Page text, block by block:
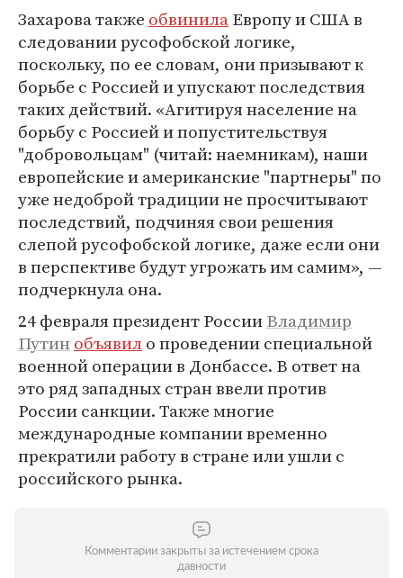
Захарова также обвинилаЕвропу и США в
следовании русофобской логике,
поскольку, по ее словам, они призывают к
борьбе с Россией и упускают последствия
таких действий. «Агитируя население на
борьбу с Россией и попустительствуя
"добровольцам" (читай: наемникам), наши
европейские и американские "партнеры" по
уже недоброй традиции не просчитывают
последствий, подчиняя свои решения
слепой русофобской логике, даже если они
в перспективе будут угрожать им самим», —
подчеркнула она.
24 февраля президент РоссииВладимир
Путин объявило проведении специальной
военной операции в Донбассе. В ответ на
это ряд западных стран ввели против
России санкции. Также многие
международные компании временно
прекратили работу в стране или ушли с
российского рынка.
Комментарии закрыты за истечением срока
давности